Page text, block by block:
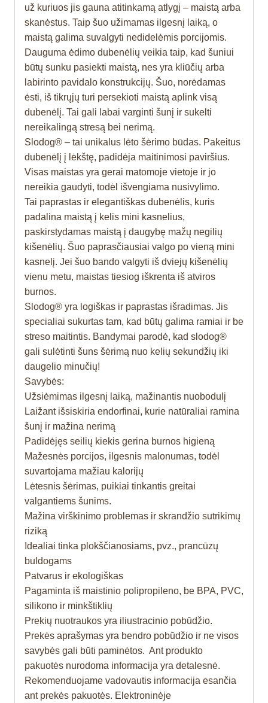
už kuriuos jis gauna atitinkamą atlygį – maistą arba
skanėstus. Taip šuo užimamas ilgesnį laiką, o
maistą galima suvalgyti nedidelėmis porcijomis.
Dauguma ėdimo dubenėlių veikia taip, kad šuniui
būtų sunku pasiekti maistą, nes yra kliūčių arba
labirinto pavidalo konstrukcijų. Šuo, norėdamas
ėsti, iš tikrųjų turi persekioti maistą aplink visą
dubenėlį. Tai gali labai varginti šunį ir sukelti
nereikalingą stresą bei nerimą.
Slodog® – tai unikalus lėto šėrimo būdas. Pakeitus
dubenėlį į lėkštę, padidėja maitinimosi paviršius.
Visas maistas yra gerai matomoje vietoje ir jo
nereikia gaudyti, todėl išvengiama nusivylimo.
Tai paprastas ir elegantiškas dubenėlis, kuris
padalina maistą į kelis mini kasnelius,
paskirstydamas maistą į daugybę mažų negilių
kišenėlių. Šuo paprasčiausiai valgo po vieną mini
kasnelį. Jei šuo bando valgyti iš dviejų kišenėlių
vienu metu, maistas tiesiog iškrenta iš atviros
burnos.
Slodog® yra logiškas ir paprastas išradimas. Jis
specialiai sukurtas tam, kad būtų galima ramiai ir be
streso maitintis. Bandymai parodė, kad slodog®
gali sulėtinti šuns šėrimą nuo kelių sekundžių iki
daugelio minučių!
Savybės:
Užsiėmimas ilgesnį laiką, mažinantis nuobodulį
Laižant išsiskiria endorfinai, kurie natūraliai ramina
šunį ir mažina nerimą
Padidėjęs seilių kiekis gerina burnos higieną
Mažesnės porcijos, ilgesnis malonumas, todėl
suvartojama mažiau kalorijų
Lėtesnis šėrimas, puikiai tinkantis greitai
valgantiems šunims.
Mažina virškinimo problemas ir skrandžio sutrikimų
riziką
Idealiai tinka plokščianosiams, pvz., prancūzų
buldogams
Patvarus ir ekologiškas
Pagaminta iš maistinio polipropileno, be BPA, PVC,
silikono ir minkštiklių
Prekių nuotraukos yra iliustracinio pobūdžio.
Prekės aprašymas yra bendro pobūdžio ir ne visos
savybės gali būti paminėtos. Ant produkto
pakuotės nurodoma informacija yra detalesnė.
Rekomenduojame vadovautis informacija esančia
ant prekės pakuotės. Elektroninėje